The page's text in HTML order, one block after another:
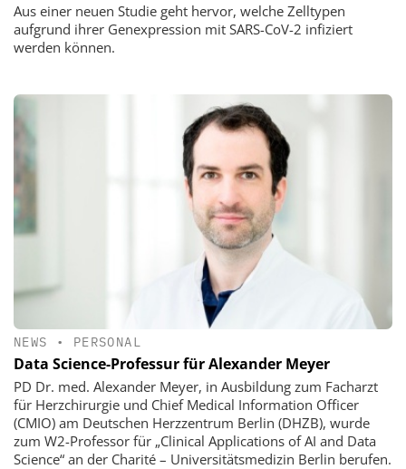
Aus einer neuen Studie geht hervor, welche Zelltypen
aufgrund ihrer Genexpression mit SARS-CoV-2 infiziert
werden können.
NEWS • PERSONAL
Data Science-Professur für Alexander Meyer
PD Dr. med. Alexander Meyer, in Ausbildung zum Facharzt
für Herzchirurgie und Chief Medical Information Officer
(CMIO) am Deutschen Herzzentrum Berlin (DHZB), wurde
zum W2-Professor für „Clinical Applications of AI and Data
Science“ an der Charité – Universitätsmedizin Berlin berufen.